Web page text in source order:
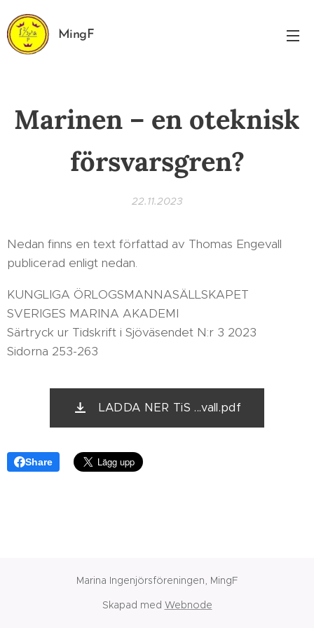
MingF
Marinen – en oteknisk
försvarsgren?
22.11.2023
Nedan finns en text författad av Thomas Engevall
publicerad enligt nedan.
KUNGLIGA ÖRLOGSMANNASÄLLSKAPET
SVERIGES MARINA AKADEMI
Särtryck ur Tidskrift i Sjöväsendet N:r 3 2023
Sidorna 253-263
LADDA NER TiS ...vall.pdf
Share
Marina Ingenjörsföreningen, MingF
Skapad med Webnode